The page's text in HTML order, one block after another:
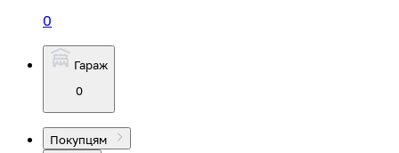
0
Гараж
0
Покупцям